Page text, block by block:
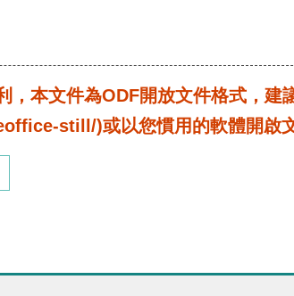
，本文件為ODF開放文件格式，
still/)或以您慣用的軟體開啟文